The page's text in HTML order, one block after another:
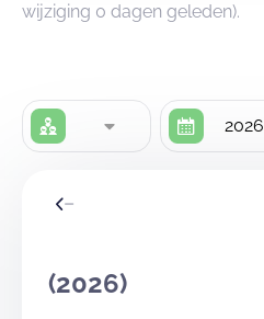
wijziging 0 dagen geleden).
2026
(2026)